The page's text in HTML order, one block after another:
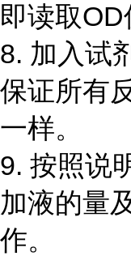
即读取OD
8. 加入试
保证所有
一样。
9. 按照说
加液的量
作。